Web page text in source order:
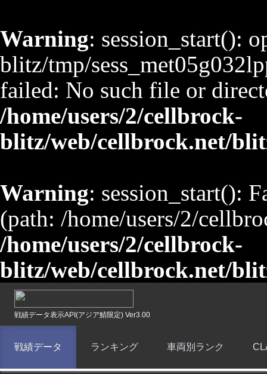
Warning: session_start():
blitz/tmp/
failed: No such file or
/home/users/2/cellbrock-
blitz/web/cellbrock.net/
Warning: session_start():
(path: /home/users/2/
/home/users/2/cellbrock-
blitz/web/cellbrock.net/
戦績データ表示API(アジア鯖限定) Ver3.00
戦績データ ランキング 車両別ランク